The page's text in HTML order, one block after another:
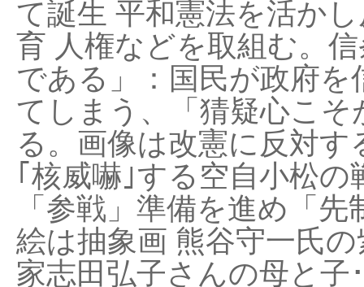
て誕生 平和憲法を活か
育 人権などを取組む。
である」：国民が政府
てしまう、「猜疑心こ
る。画像は改憲に反対
｢核威嚇｣する空自小松
「参戦」準備を進め「
絵は抽象画 熊谷守一氏
家志田弘子さんの母と子